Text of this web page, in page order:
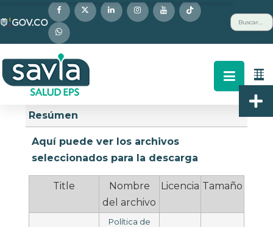
este
sitio
web
incluye
un
sistema
accesibilidad.
Buscar
Descripción
Resúmen
Aquí puede ver los archivos
seleccionados para la descarga
Title
Nombre
del archivo
Licencia Tamaño
Política de